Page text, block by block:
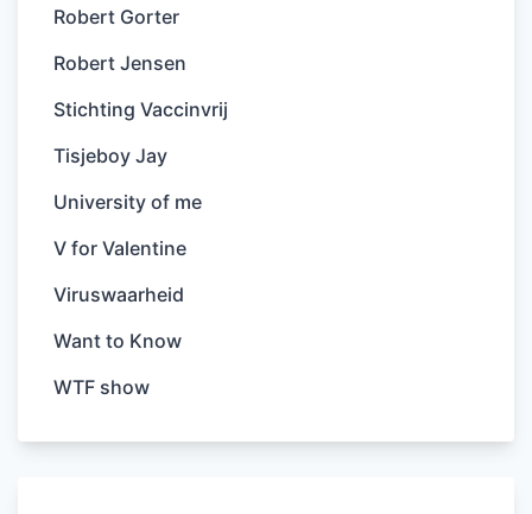
Robert Gorter
Robert Jensen
Stichting Vaccinvrij
Tisjeboy Jay
University of me
V for Valentine
Viruswaarheid
Want to Know
WTF show